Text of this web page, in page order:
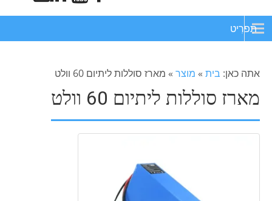
תַפרִיט
אתה כאן: בית » מוצר » מארז סוללות ליתיום 60 וולט
מארז סוללות ליתיום 60 וולט